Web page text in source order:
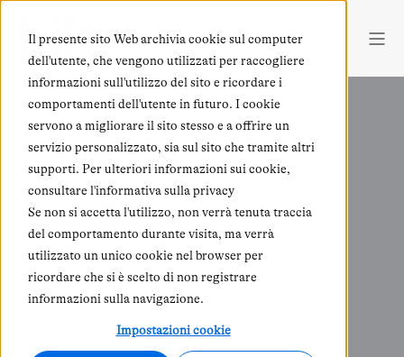
Il presente sito Web archivia cookie sul computer
dell'utente, che vengono utilizzati per raccogliere
informazioni sull'utilizzo del sito e ricordare i
comportamenti dell'utente in futuro. I cookie
servono a migliorare il sito stesso e a offrire un
servizio personalizzato, sia sul sito che tramite altri
supporti. Per ulteriori informazioni sui cookie,
consultare l'informativa sulla privacy
Se non si accetta l'utilizzo, non verrà tenuta traccia
del comportamento durante visita, ma verrà
utilizzato un unico cookie nel browser per
ricordare che si è scelto di non registrare
informazioni sulla navigazione.
Impostazioni cookie